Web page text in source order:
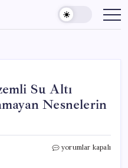
Su Altı
Nesnelerin
ABD
yorumlar kapalı